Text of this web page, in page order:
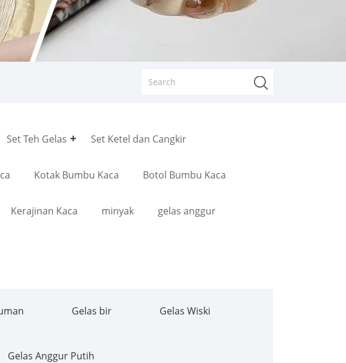
Set Teh Gelas Set Ketel dan Cangkir
Kotak Bumbu Kaca Botol Bumbu Kaca
Kerajinan Kaca minyak gelas anggur
Gelas bir Gelas Wiski
Gelas Anggur Putih